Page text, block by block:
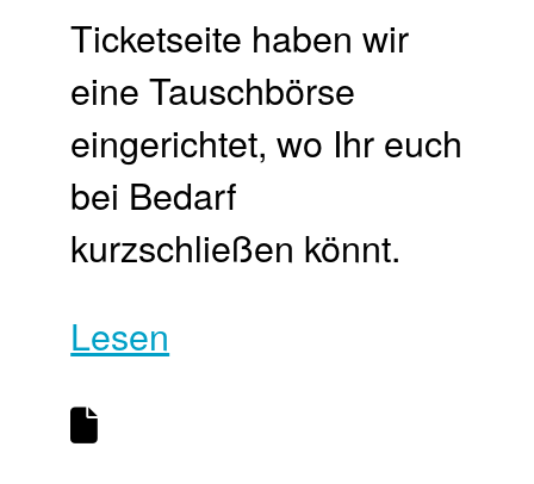
Ticketseite haben wir
eine Tauschbörse
eingerichtet, wo Ihr euch
bei Bedarf
kurzschließen könnt.
Lesen